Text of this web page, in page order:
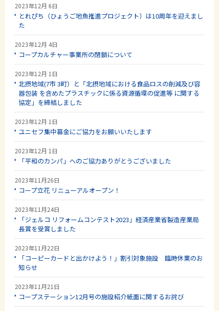
2023年12月 6日
とれぴち（ひょうご地魚推進プロジェクト）は10周年を迎えまし
た
2023年12月 4日
コープカルチャー事業所の閉鎖について
2023年12月 1日
北摂地域(7市 3町）と「北摂地域における食品ロスの削減及び容
器包装 を含めたプラスチックに係る資源循環の促進等 に関する
協定」を締結しました
2023年12月 1日
ユニセフ集中募金にご協力をお願いいたします
2023年12月 1日
「平和のカンパ」へのご協力ありがとうございました
2023年11月26日
コープ立花 リニューアルオープン！
2023年11月24日
「ジェルコ リフォームコンテスト2023」経済産業省製造産業局
長賞を受賞しました
2023年11月22日
「コーピーカードと出かけよう！」割引対象施設 臨時休業のお
知らせ
2023年11月21日
コープステーション12月号の施設紹介紙面に関するお詫び